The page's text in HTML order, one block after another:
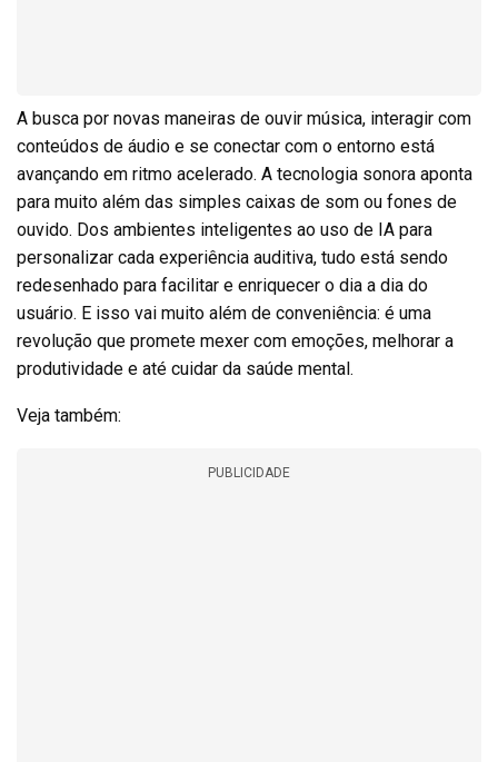
A busca por novas maneiras de ouvir música, interagir com
conteúdos de áudio e se conectar com o entorno está
avançando em ritmo acelerado. A tecnologia sonora aponta
para muito além das simples caixas de som ou fones de
ouvido. Dos ambientes inteligentes ao uso de IA para
personalizar cada experiência auditiva, tudo está sendo
redesenhado para facilitar e enriquecer o dia a dia do
usuário. E isso vai muito além de conveniência: é uma
revolução que promete mexer com emoções, melhorar a
produtividade e até cuidar da saúde mental.
Veja também:
PUBLICIDADE